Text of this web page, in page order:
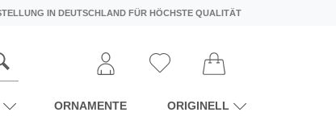
IN DEUTSCHLAND FÜR HÖCHSTE QUALITÄT
ORNAMENTE ORIGINELL